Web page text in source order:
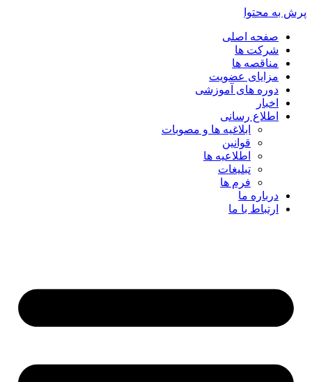
پرش به محتوا
صفحه اصلی
شرکت ها
مناقصه ها
مزایای عضویت
دوره های آموزشی
اخبار
اطلاع رسانی
ابلاغیه ها و مصوبات
قوانین
اطلاعیه ها
تبلیغات
فرم ها
درباره ما
ارتباط با ما